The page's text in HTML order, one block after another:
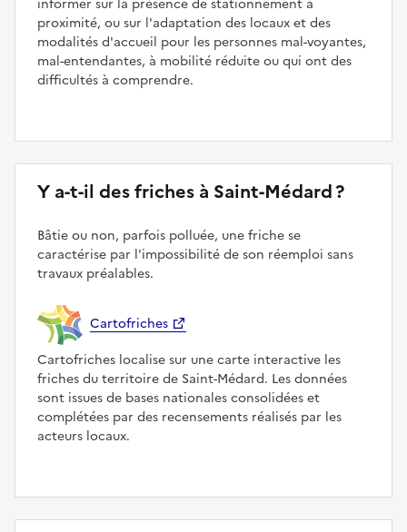
proximité, ou sur l'adaptation des locaux et des
modalités d'accueil pour les personnes mal-voyantes,
mal-entendantes, à mobilité réduite ou qui ont des
difficultés à comprendre.
Y a-t-il des friches à Saint-Médard ?
Bâtie ou non, parfois polluée, une friche se
caractérise par l'impossibilité de son réemploi sans
travaux préalables.
Cartofriches
Cartofriches localise sur une carte interactive les
friches du territoire de Saint-Médard. Les données
sont issues de bases nationales consolidées et
complétées par des recensements réalisés par les
acteurs locaux.